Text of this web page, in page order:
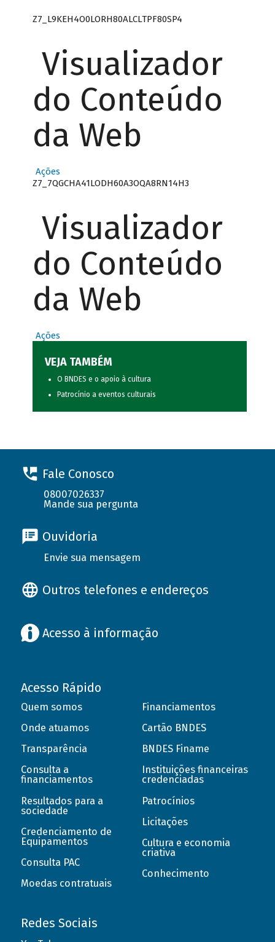
Z7_L9KEH4O0LORH80ALCLTPF80SP4
Visualizador
do Conteúdo
da Web
Ações
Z7_7QGCHA41LODH60A3OQA8RN14H3
Visualizador
do Conteúdo
da Web
Ações
VEJA TAMBÉM
O BNDES e o apoio à cultura
Patrocínio a eventos culturais
Fale Conosco
08007026337
Mande sua pergunta
Ouvidoria
Envie sua mensagem
Outros telefones e endereços
Acesso à informação
Acesso Rápido
Quem somos
Onde atuamos
Transparência
Consulta a
financiamentos
Resultados para a
sociedade
Credenciamento de
Equipamentos
Consulta PAC
Moedas contratuais
Financiamentos
Cartão BNDES
BNDES Finame
Instituições financeiras
credenciadas
Patrocínios
Licitações
Cultura e economia
criativa
Conhecimento
Redes Sociais